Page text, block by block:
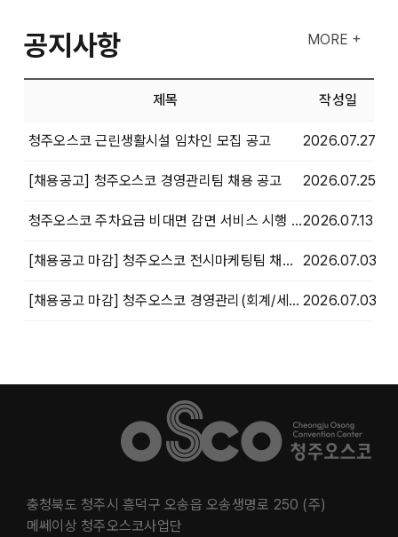
공지사항 MORE +
제목 작성일
청주오스코 근린생활시설 임차인 모집 공고 2026.07.27
[채용공고] 청주오스코 경영관리팀 채용 공고 2026.07.25
청주오스코 주차요금 비대면 감면 서비스 시행 안내2026.07.13
[채용공고 마감] 청주오스코 전시마케팅팀 채용 공고 마감 2026.07.03
[채용공고 마감] 청주오스코 경영관리(회계/세무)팀 채용 공고 마감 2026.07.03
충청북도 청주시 흥덕구 오송읍 오송생명로 250 (주)
메쎄이상 청주오스코사업단